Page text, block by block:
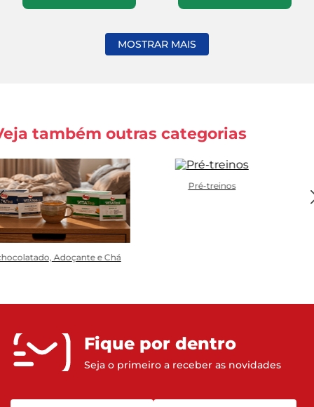
MOSTRAR MAIS
também outras categorias
Adoçante e Chá
Pré-treinos
Fique por dentro
Seja o primeiro a receber as novidades